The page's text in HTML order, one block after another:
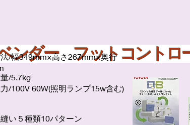
ンダー フットコント
/幅349mm×高さ267mm×奥行
/5.7kg
/100V 60W(照明ランプ15w含む)
い５種類10パターン